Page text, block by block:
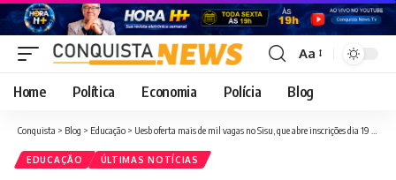
Font
Resizer
Aa
Home Política Economia Polícia Blog
Conquista > Blog > Educação > Uesb oferta mais de mil vagas no Sisu, que abre inscrições dia 19 de janeiro
EDUCAÇÃO ÚLTIMAS NOTÍCIAS